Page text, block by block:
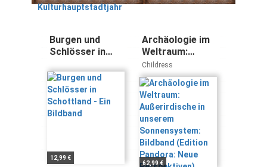
Burgen und
Schlösser in
Bildband
12,99 €
Archäologie im
Weltraum:
Außerirdische in
unserem
Sonnensystem:
Bildband (Edition
Pandora: Neue
Perspektiven)
Childress
62,99 €